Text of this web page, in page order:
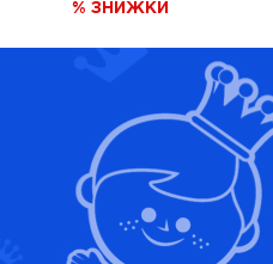
% ЗНИЖКИ